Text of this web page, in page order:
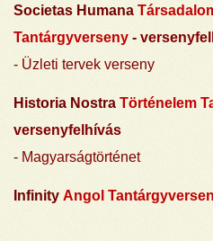
Societas Humana
Tantárgyverseny -
- Üzleti tervek verseny
Historia Nostra Történelem
versenyfelhívás
- Magyarságtörténet
Infinity Angol